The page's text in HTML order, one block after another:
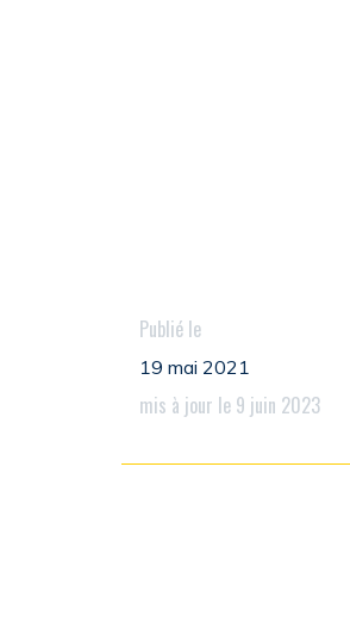
Publié le
19 mai 2021
mis à jour le 9 juin 2023